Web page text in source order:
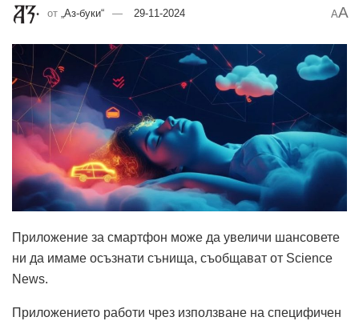
от „Аз-буки“ 29-11-2024 AA
Приложение за смартфон може да увеличи шансовете
ни да имаме осъзнати сънища, съобщават от Science
News.
Приложението работи чрез използване на специфичен